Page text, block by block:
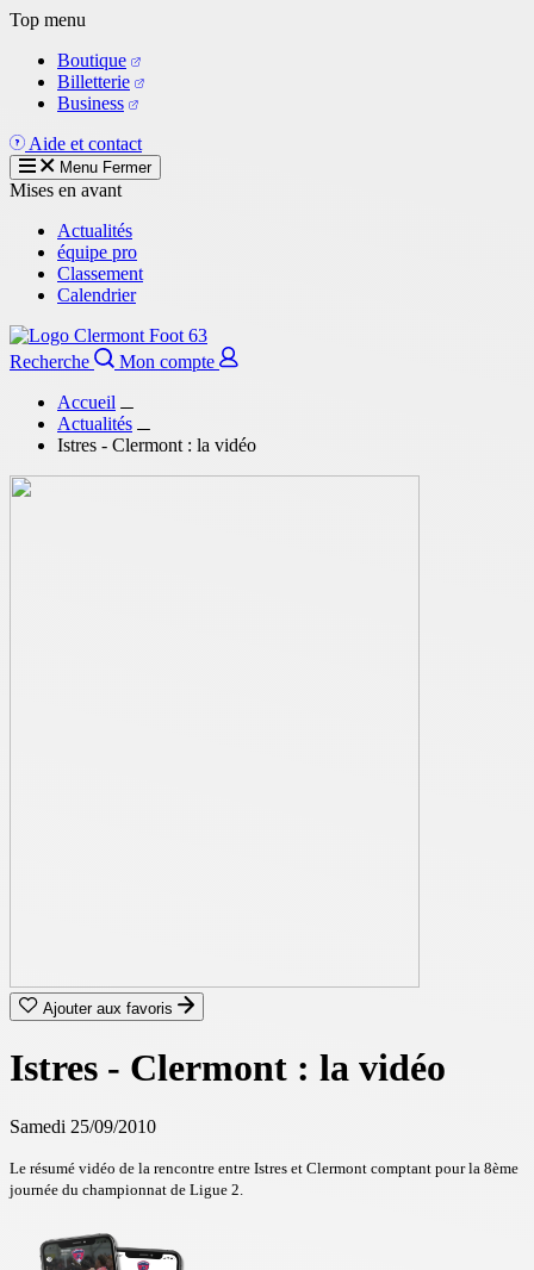
Aller
contenu
principal
Top menu
Boutique
Billetterie
Business
Aide et contact
Menu Fermer
Mises en avant
Actualités
équipe pro
Classement
Calendrier
Recherche
Mon compte
Accueil
Actualités
Istres - Clermont : la vidéo
Ajouter aux favoris
Istres - Clermont : la vidéo
Samedi 25/09/2010
Le résumé vidéo de la rencontre entre Istres et Clermont comptant pour la 8ème
journée du championnat de Ligue 2.